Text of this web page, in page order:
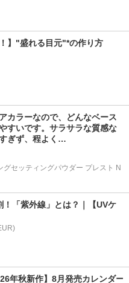
】"盛れる目元"*の作り方
カラーなので、どんなベース
すいです。サラサラな質感な
ぎず、程よく…
グセッティングパウダー プレスト N
！「紫外線」とは？｜【UVケ
年秋新作】8月発売カレンダー